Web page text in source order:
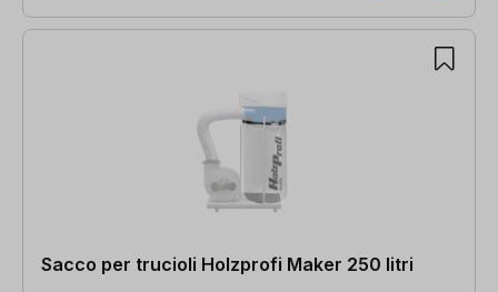
Sacco per trucioli Holzprofi Maker 250 litri